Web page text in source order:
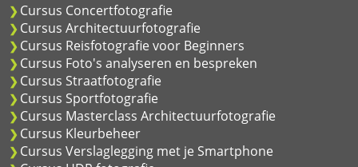
Cursus Concertfotografie
Cursus Architectuurfotografie
Cursus Reisfotografie voor Beginners
Cursus Foto's analyseren en bespreken
Cursus Straatfotografie
Cursus Sportfotografie
Cursus Masterclass Architectuurfotografie
Cursus Kleurbeheer
Cursus Verslaglegging met je Smartphone